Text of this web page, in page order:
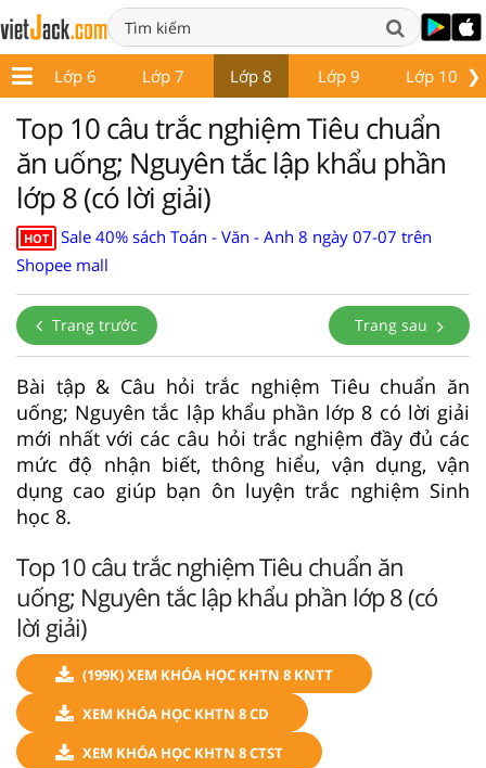
❯
Lớp 6 Lớp 7 Lớp 8 Lớp 9 Lớp 10
Top 10 câu trắc nghiệm Tiêu chuẩn
ăn uống; Nguyên tắc lập khẩu phần
lớp 8 (có lời giải)
HOT
Sale 40% sách Toán - Văn - Anh 8 ngày 07-07 trên
Shopee mall
Trang trước Trang sau
Bài tập & Câu hỏi trắc nghiệm Tiêu chuẩn ăn
uống; Nguyên tắc lập khẩu phần lớp 8 có lời giải
mới nhất với các câu hỏi trắc nghiệm đầy đủ các
mức độ nhận biết, thông hiểu, vận dụng, vận
dụng cao giúp bạn ôn luyện trắc nghiệm Sinh
học 8.
Top 10 câu trắc nghiệm Tiêu chuẩn ăn
uống; Nguyên tắc lập khẩu phần lớp 8 (có
lời giải)
(199K) XEM KHÓA HỌC KHTN 8 KNTT
XEM KHÓA HỌC KHTN 8 CD
XEM KHÓA HỌC KHTN 8 CTST